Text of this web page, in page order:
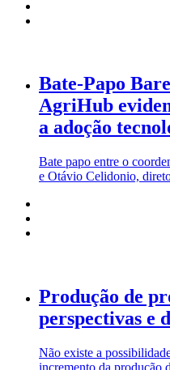
Bate-Papo
AgriHub
a adoção
Bate papo entre o
e Otávio Celidonio,
Produção de
perspectivas e
Não existe a